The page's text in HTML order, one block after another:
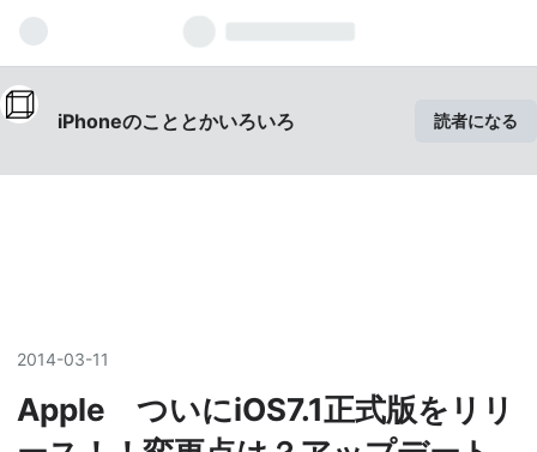
iPhoneのこととかいろいろ 読者になる
2014-03-11
Apple ついにiOS7.1正式版をリリ